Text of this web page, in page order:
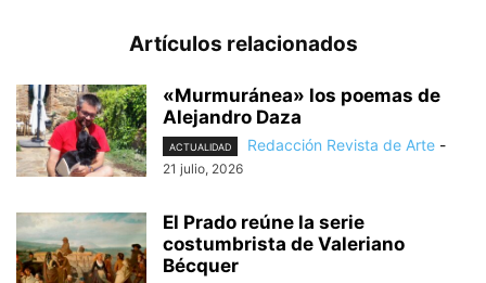
Artículos relacionados
«Murmuránea» los poemas de
Alejandro Daza
ACTUALIDAD Redacción Revista de Arte -
21 julio, 2026
El Prado reúne la serie
costumbrista de Valeriano
Bécquer